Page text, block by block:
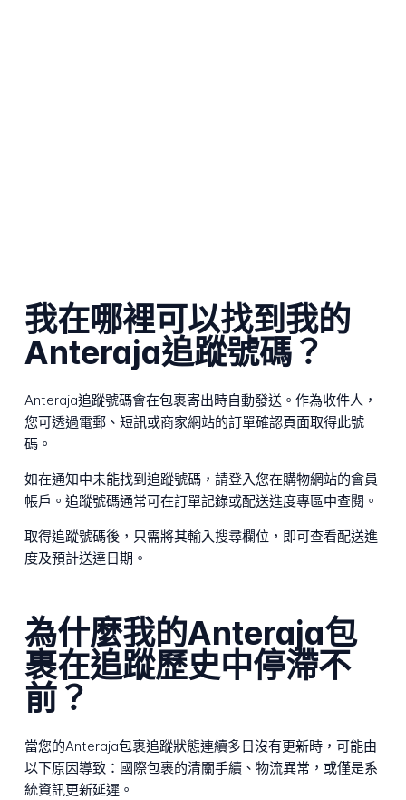
我在哪裡可以找到我的
Anteraja追蹤號碼？
Anteraja追蹤號碼會在包裹寄出時自動發送。作為收件人，
您可透過電郵、短訊或商家網站的訂單確認頁面取得此號
碼。
如在通知中未能找到追蹤號碼，請登入您在購物網站的會員
帳戶。追蹤號碼通常可在訂單記錄或配送進度專區中查閱。
取得追蹤號碼後，只需將其輸入搜尋欄位，即可查看配送進
度及預計送達日期。
為什麼我的Anteraja包
裹在追蹤歷史中停滯不
前？
當您的Anteraja包裹追蹤狀態連續多日沒有更新時，可能由
以下原因導致：國際包裹的清關手續、物流異常，或僅是系
統資訊更新延遲。